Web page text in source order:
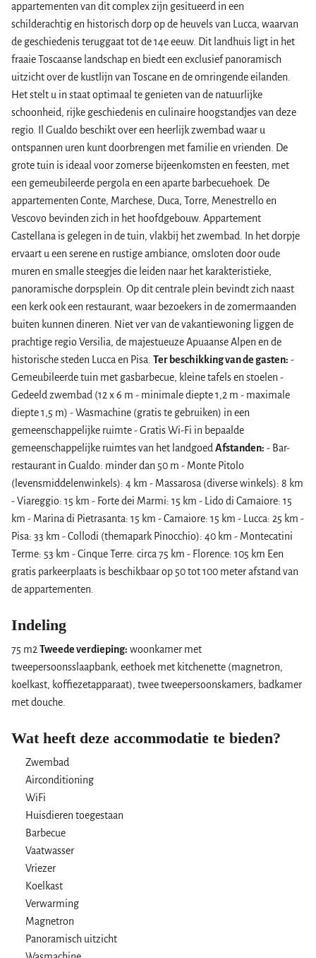
appartementen van dit complex zijn gesitueerd in een
schilderachtig en historisch dorp op de heuvels van Lucca, waarvan
de geschiedenis teruggaat tot de 14e eeuw. Dit landhuis ligt in het
fraaie Toscaanse landschap en biedt een exclusief panoramisch
uitzicht over de kustlijn van Toscane en de omringende eilanden.
Het stelt u in staat optimaal te genieten van de natuurlijke
schoonheid, rijke geschiedenis en culinaire hoogstandjes van deze
regio. Il Gualdo beschikt over een heerlijk zwembad waar u
ontspannen uren kunt doorbrengen met familie en vrienden. De
grote tuin is ideaal voor zomerse bijeenkomsten en feesten, met
een gemeubileerde pergola en een aparte barbecuehoek. De
appartementen Conte, Marchese, Duca, Torre, Menestrello en
Vescovo bevinden zich in het hoofdgebouw. Appartement
Castellana is gelegen in de tuin, vlakbij het zwembad. In het dorpje
ervaart u een serene en rustige ambiance, omsloten door oude
muren en smalle steegjes die leiden naar het karakteristieke,
panoramische dorpsplein. Op dit centrale plein bevindt zich naast
een kerk ook een restaurant, waar bezoekers in de zomermaanden
buiten kunnen dineren. Niet ver van de vakantiewoning liggen de
prachtige regio Versilia, de majestueuze Apuaanse Alpen en de
historische steden Lucca en Pisa. Ter beschikking van de gasten: -
Gemeubileerde tuin met gasbarbecue, kleine tafels en stoelen -
Gedeeld zwembad (12 x 6 m - minimale diepte 1,2 m - maximale
diepte 1,5 m) - Wasmachine (gratis te gebruiken) in een
gemeenschappelijke ruimte - Gratis Wi-Fi in bepaalde
gemeenschappelijke ruimtes van het landgoed Afstanden: - Bar-
restaurant in Gualdo: minder dan 50 m - Monte Pitolo
(levensmiddelenwinkels): 4 km - Massarosa (diverse winkels): 8 km
- Viareggio: 15 km - Forte dei Marmi: 15 km - Lido di Camaiore: 15
km - Marina di Pietrasanta: 15 km - Camaiore: 15 km - Lucca: 25 km -
Pisa: 33 km - Collodi (themapark Pinocchio): 40 km - Montecatini
Terme: 53 km - Cinque Terre: circa 75 km - Florence: 105 km Een
gratis parkeerplaats is beschikbaar op 50 tot 100 meter afstand van
de appartementen.
Indeling
75 m2 Tweede verdieping: woonkamer met
tweepersoonsslaapbank, eethoek met kitchenette (magnetron,
koelkast, koffiezetapparaat), twee tweepersoonskamers, badkamer
met douche.
Wat heeft deze accommodatie te bieden?
Zwembad
Airconditioning
WiFi
Huisdieren toegestaan
Barbecue
Vaatwasser
Vriezer
Koelkast
Verwarming
Magnetron
Panoramisch uitzicht